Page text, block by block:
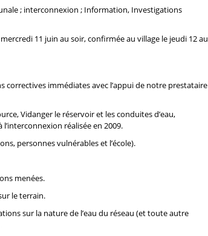
; interconnexion ; Information, Investigations
11 juin au soir, confirmée au village le jeudi 12 au
correctives immédiates avec l’appui de notre prestataire
Vidanger le réservoir et les conduites d’eau,
l’interconnexion réalisée en 2009.
personnes vulnérables et l’école).
menées.
le terrain.
sur la nature de l’eau du réseau (et toute autre